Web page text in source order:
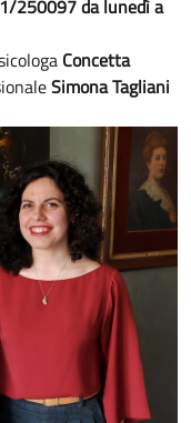
250097 da lunedì a
Concetta
Simona Tagliani